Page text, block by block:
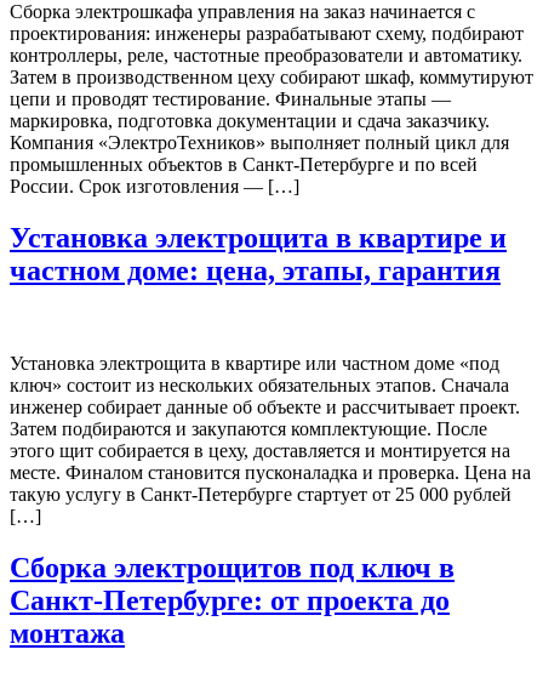
Сборка электрошкафа управления на заказ начинается с
проектирования: инженеры разрабатывают схему, подбирают
контроллеры, реле, частотные преобразователи и автоматику.
Затем в производственном цеху собирают шкаф, коммутируют
цепи и проводят тестирование. Финальные этапы —
маркировка, подготовка документации и сдача заказчику.
Компания «ЭлектроТехников» выполняет полный цикл для
промышленных объектов в Санкт-Петербурге и по всей
России. Срок изготовления — […]
Установка электрощита в квартире и
частном доме: цена, этапы, гарантия
Установка электрощита в квартире или частном доме «под
ключ» состоит из нескольких обязательных этапов. Сначала
инженер собирает данные об объекте и рассчитывает проект.
Затем подбираются и закупаются комплектующие. После
этого щит собирается в цеху, доставляется и монтируется на
месте. Финалом становится пусконаладка и проверка. Цена на
такую услугу в Санкт-Петербурге стартует от 25 000 рублей
[…]
Сборка электрощитов под ключ в
Санкт-Петербурге: от проекта до
монтажа